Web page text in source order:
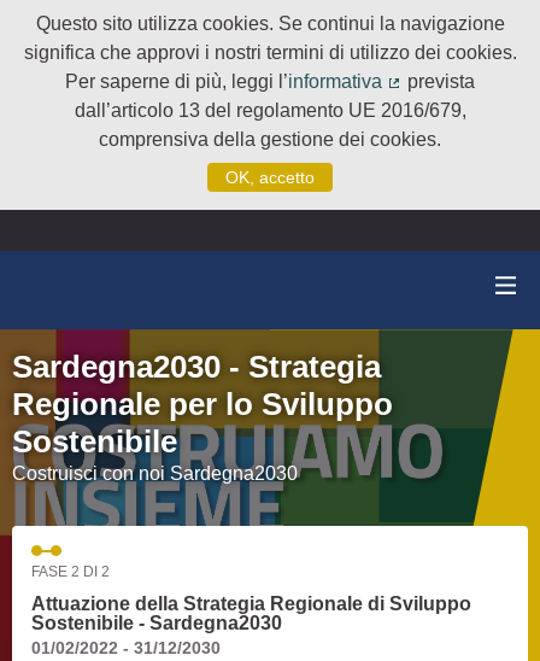
Questo sito utilizza cookies. Se continui la navigazione
significa che approvi i nostri termini di utilizzo dei cookies.
Per saperne di più, leggi l’informativa
(Collegamento
prevista
dall’articolo 13 del regolamento UE 2016/679,
comprensiva della gestione dei cookies.
OK, accetto
Sardegna2030 - Strategia
Regionale per lo Sviluppo
Sostenibile
Costruisci con noi Sardegna2030
FASE 2 DI 2
Attuazione della Strategia Regionale di Sviluppo
Sostenibile - Sardegna2030
01/02/2022 - 31/12/2030